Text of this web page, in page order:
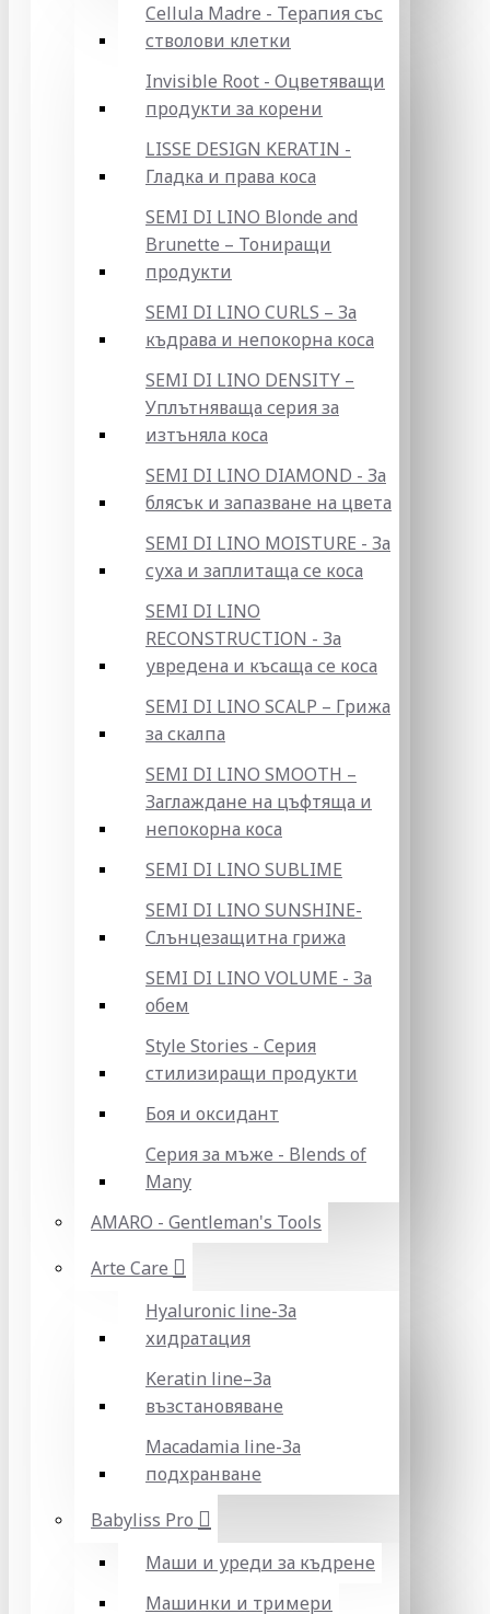
Cellula Madre - Терапия със
стволови клетки
Invisible Root - Оцветяващи
продукти за корени
LISSE DESIGN KERATIN -
Гладка и права коса
SEMI DI LINO Blonde and
Brunette – Тониращи
продукти
SEMI DI LINO CURLS – За
къдрава и непокорна коса
SEMI DI LINO DENSITY –
Уплътняваща серия за
изтъняла коса
SEMI DI LINO DIAMOND - За
блясък и запазване на цвета
SEMI DI LINO MOISTURE - За
суха и заплитаща се коса
SEMI DI LINO
RECONSTRUCTION - За
увредена и късаща се коса
SEMI DI LINO SCALP – Грижа
за скалпа
SEMI DI LINO SMOOTH –
Заглаждане на цъфтяща и
непокорна коса
SEMI DI LINO SUBLIME
SEMI DI LINO SUNSHINE-
Слънцезащитна грижа
SEMI DI LINO VOLUME - За
обем
Style Stories - Серия
стилизиращи продукти
Боя и оксидант
Серия за мъже - Blends of
Many
AMARO - Gentleman's Tools
Arte Care
Hyaluronic line-За
хидратация
Keratin line–За
възстановяване
Macadamia line-За
подхранване
Babyliss Pro
Маши и уреди за къдрене
Машинки и тримери